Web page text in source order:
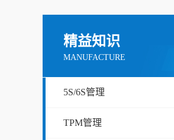
精益知识
MANUFACTURE
5S/6S管理
TPM管理